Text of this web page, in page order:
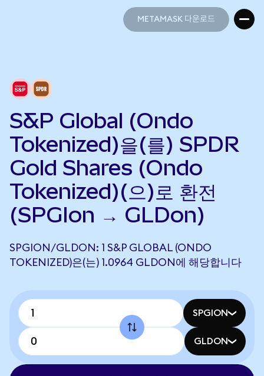
METAMASK 다운로드
S&P Global (Ondo
Tokenized)을(를) SPDR
Gold Shares (Ondo
Tokenized)(으)로 환전
(SPGIon → GLDon)
SPGION/GLDON: 1 S&P GLOBAL (ONDO
TOKENIZED)은(는) 1.0964 GLDON에 해당합니다
SPGION
GLDON